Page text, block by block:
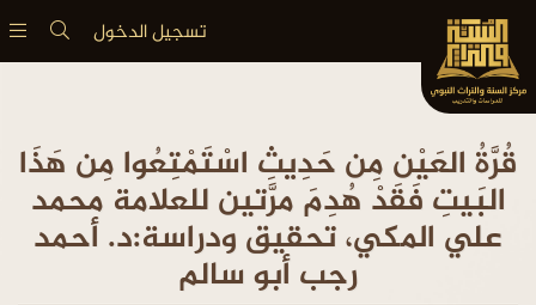
تسجيل الدخول
قُرَّةُ العَيْن مِن حَدِيثِ اسْتَمْتِعُوا مِن هَذَا
البَيتِ فَقَدْ هُدِمَ مرَّتين للعلامة محمد
علي المكي، تحقيق ودراسة:د. أحمد
رجب أبو سالم